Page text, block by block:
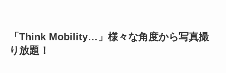
「Think Mobility…」様々な角度から写真撮
り放題！